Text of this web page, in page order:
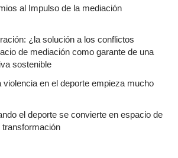
al Impulso de la mediación
¿la solución a los conflictos
de mediación como garante de una
sostenible
violencia en el deporte empieza mucho
el deporte se convierte en espacio de
transformación